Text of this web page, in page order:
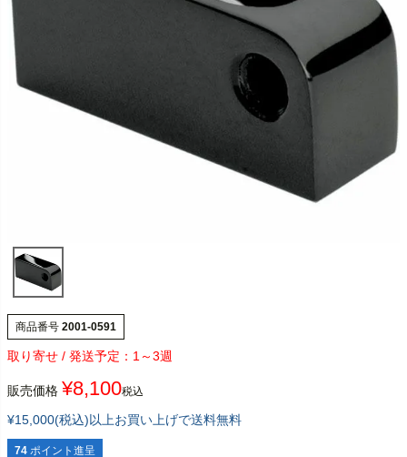
商品番号 2001-0591
1～3週
販売価格 ¥8,100税込
¥15,000(税込)以上お買い上げで送料無料
74 ポイント進呈